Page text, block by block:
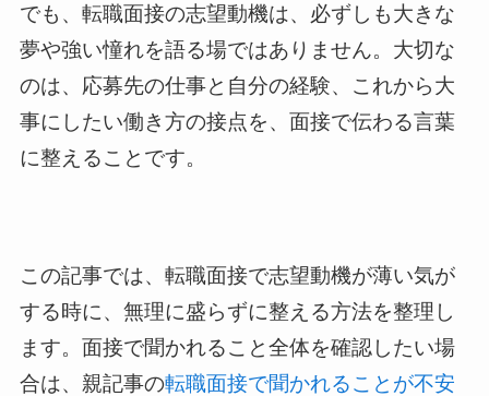
でも、転職面接の志望動機は、必ずしも大きな
夢や強い憧れを語る場ではありません。大切な
のは、応募先の仕事と自分の経験、これから大
事にしたい働き方の接点を、面接で伝わる言葉
に整えることです。
この記事では、転職面接で志望動機が薄い気が
する時に、無理に盛らずに整える方法を整理し
ます。面接で聞かれること全体を確認したい場
合は、親記事の転職面接で聞かれることが不安